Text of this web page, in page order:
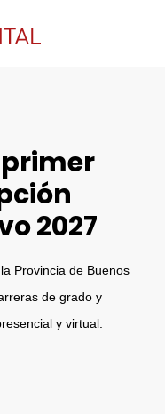
primer
2027
Provincia de Buenos
de grado y
y virtual.